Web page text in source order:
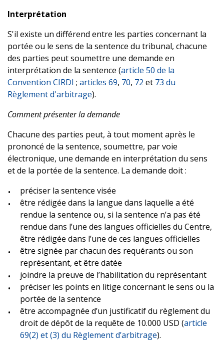
Interprétation
S'il existe un différend entre les parties concernant la
portée ou le sens de la sentence du tribunal, chacune
des parties peut soumettre une demande en
interprétation de la sentence (article 50 de la
Convention CIRDI ; articles 69, 70, 72 et 73 du
Règlement d'arbitrage).
Comment présenter la demande
Chacune des parties peut, à tout moment après le
prononcé de la sentence, soumettre, par voie
électronique, une demande en interprétation du sens
et de la portée de la sentence. La demande doit :
préciser la sentence visée
être rédigée dans la langue dans laquelle a été
rendue la sentence ou, si la sentence n’a pas été
rendue dans l’une des langues officielles du Centre,
être rédigée dans l’une de ces langues officielles
être signée par chacun des requérants ou son
représentant, et être datée
joindre la preuve de l’habilitation du représentant
préciser les points en litige concernant le sens ou la
portée de la sentence
être accompagnée d’un justificatif du règlement du
droit de dépôt de la requête de 10.000 USD (article
69(2) et (3) du Règlement d’arbitrage).